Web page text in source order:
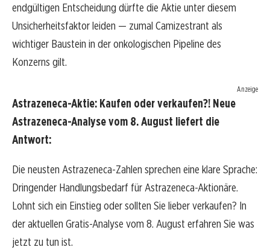
endgültigen Entscheidung dürfte die Aktie unter diesem
Unsicherheitsfaktor leiden — zumal Camizestrant als
wichtiger Baustein in der onkologischen Pipeline des
Konzerns gilt.
Anzeige
Astrazeneca-Aktie: Kaufen oder verkaufen?! Neue
Astrazeneca-Analyse vom 8. August liefert die
Antwort:
Die neusten Astrazeneca-Zahlen sprechen eine klare Sprache:
Dringender Handlungsbedarf für Astrazeneca-Aktionäre.
Lohnt sich ein Einstieg oder sollten Sie lieber verkaufen? In
der aktuellen Gratis-Analyse vom 8. August erfahren Sie was
jetzt zu tun ist.